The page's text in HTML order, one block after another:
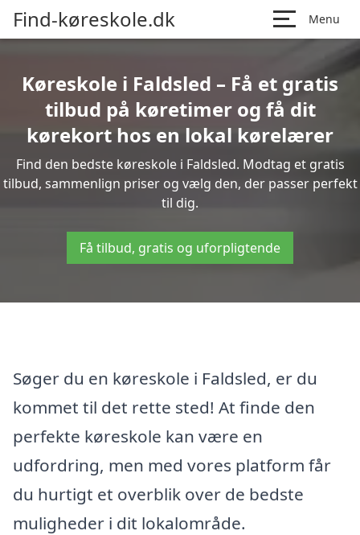
Find-køreskole.dk Menu
Køreskole i Faldsled – Få et gratis
tilbud på køretimer og få dit
kørekort hos en lokal kørelærer
Find den bedste køreskole i Faldsled. Modtag et gratis
tilbud, sammenlign priser og vælg den, der passer perfekt
til dig.
Få tilbud, gratis og uforpligtende
Søger du en køreskole i Faldsled, er du
kommet til det rette sted! At finde den
perfekte køreskole kan være en
udfordring, men med vores platform får
du hurtigt et overblik over de bedste
muligheder i dit lokalområde.